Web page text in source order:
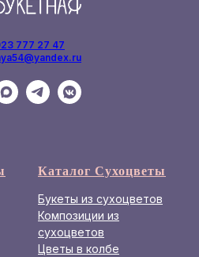
777 27 47
Каталог Сухоцветы
Букеты из сухоцветов
Композиции из
сухоцветов
Цветы в колбе